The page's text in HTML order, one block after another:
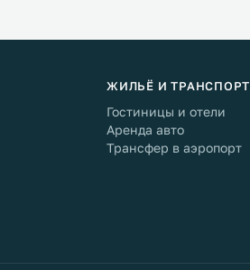
ЖИЛЬЁ И ТРАНСПОРТ
Гостиницы и отели
Аренда авто
Трансфер в аэропорт